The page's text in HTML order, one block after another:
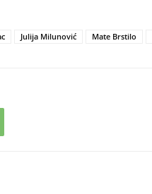
Julija Milunović Mate Brstilo